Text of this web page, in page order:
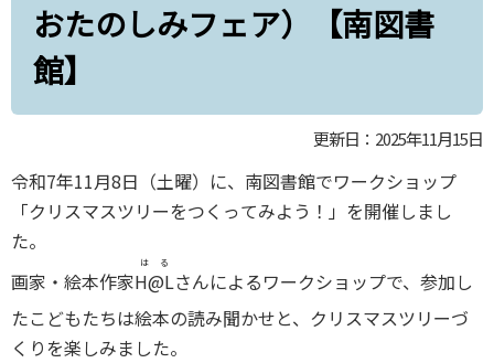
おたのしみフェア）【南図書
館】
更新日：2025年11月15日
令和7年11月8日（土曜）に、南図書館でワークショップ
「クリスマスツリーをつくってみよう！」を開催しまし
た。
画家・絵本作家H@L
はる
さんによるワークショップで、参加し
たこどもたちは絵本の読み聞かせと、クリスマスツリーづ
くりを楽しみました。